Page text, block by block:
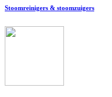
Stoomreinigers & stoomzuigers